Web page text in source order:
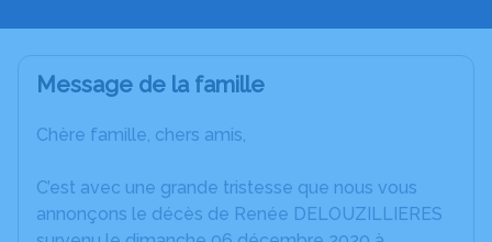
Message de la famille
Chère famille, chers amis,
C’est avec une grande tristesse que nous vous
annonçons le décès de Renée DELOUZILLIERES